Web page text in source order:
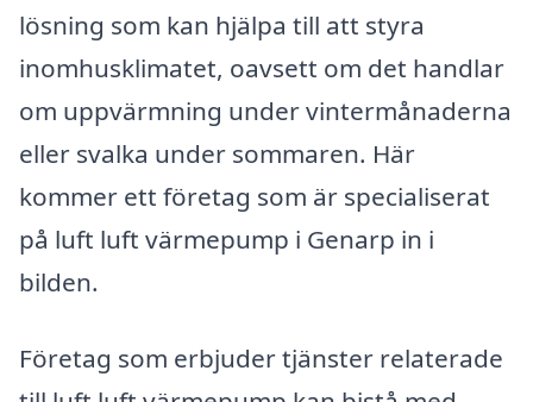
lösning som kan hjälpa till att styra
inomhusklimatet, oavsett om det handlar
om uppvärmning under vintermånaderna
eller svalka under sommaren. Här
kommer ett företag som är specialiserat
på luft luft värmepump i Genarp in i
bilden.
Företag som erbjuder tjänster relaterade